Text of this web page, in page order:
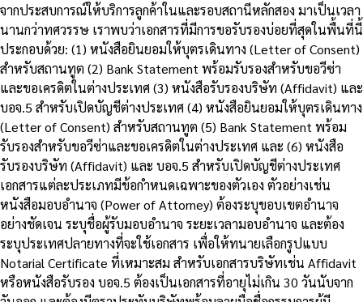
จากประสบการณ์ให้บริการลูกค้าในและรอบสถานีหลักสอง มาเป็นเวลา
นานกว่าทศวรรษ เราพบว่าเอกสารที่มีการขอรับรองบ่อยที่สุดในพื้นที่นี้
ประกอบด้วย: (1) หนังสือยินยอมให้บุตรเดินทาง (Letter of Consent)
สำหรับสถานทูต (2) Bank Statement พร้อมรับรองสำหรับขอวีซ่า
และขอเครดิตในต่างประเทศ (3) หนังสือรับรองบริษัท (Affidavit) และ
บอจ.5 สำหรับเปิดบัญชีต่างประเทศ (4) หนังสือยินยอมให้บุตรเดินทาง
(Letter of Consent) สำหรับสถานทูต (5) Bank Statement พร้อม
รับรองสำหรับขอวีซ่าและขอเครดิตในต่างประเทศ และ (6) หนังสือ
รับรองบริษัท (Affidavit) และ บอจ.5 สำหรับเปิดบัญชีต่างประเทศ
เอกสารแต่ละประเภทมีข้อกำหนดเฉพาะของตัวเอง ตัวอย่างเช่น
หนังสือมอบอำนาจ (Power of Attorney) ต้องระบุขอบเขตอำนาจ
อย่างชัดเจน ระบุชื่อผู้รับมอบอำนาจ ระยะเวลามอบอำนาจ และต้อง
ระบุประเทศปลายทางที่จะใช้เอกสาร เพื่อให้ทนายเลือกรูปแบบ
Notarial Certificate ที่เหมาะสม สำหรับเอกสารบริษัทเช่น Affidavit
หรือหนังสือรับรอง บอจ.5 ต้องเป็นเอกสารที่อายุไม่เกิน 30 วันนับจาก